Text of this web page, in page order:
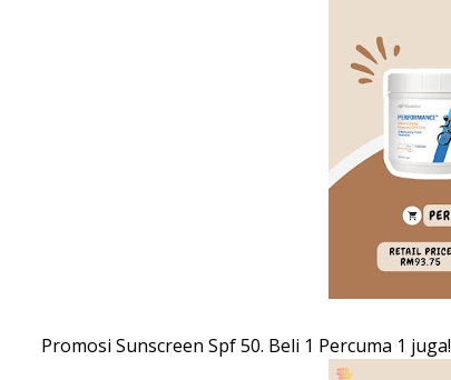
Promosi Sunscreen Spf 50. Beli 1 Percuma 1 juga!